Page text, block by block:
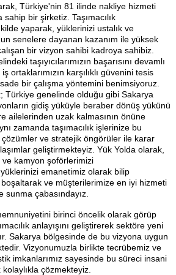
Türkiye'nin 81 ilinde nakliye hizmeti
bir şirketiz. Taşımacılık
yaparak, yüklerinizi ustalık ve
senelere dayanan kazanım ile yüksek
bir vizyon sahibi kadroya sahibiz.
taşıyıcılarımızın başarısını devamlı
ortaklarımızın karşılıklı güvenini tesis
bir çalışma yöntemini benimsiyoruz.
Türkiye genelinde olduğu gibi Sakarya
gidiş yüküyle beraber dönüş yükünü
ailelerinden uzak kalmasının önüne
zamanda taşımacılık işlerinize bu
ve stratejik öngörüler ile karar
geliştirmekteyiz. Yük Yolda olarak,
ve kamyon şoförlerimizi
emanetimiz olarak bilip
boşaltarak ve müşterilerimize en iyi hizmeti
çabasındayız.
birinci öncelik olarak görüp
anlayışını geliştirerek sektöre yeni
Sakarya bölgesinde de bu vizyona uygun
Vizyonumuzla birlikte tecrübemiz ve
imkanlarımız sayesinde bu süreci insani
çözmekteyiz.